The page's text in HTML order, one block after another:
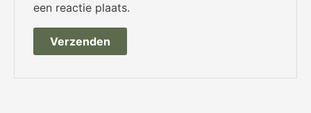
een reactie plaats.